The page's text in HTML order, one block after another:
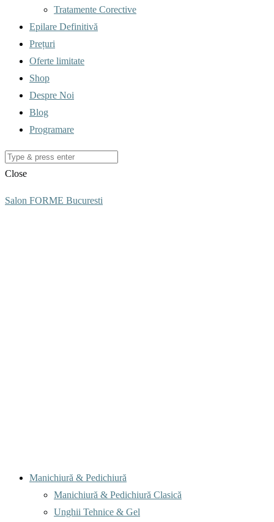
Tratamente Corective
Epilare Definitivă
Prețuri
Oferte limitate
Shop
Despre Noi
Blog
Programare
Close
Salon FORME Bucuresti
Menu
Manichiură & Pedichiură
Manichiură & Pedichiură Clasică
Unghii Tehnice & Gel